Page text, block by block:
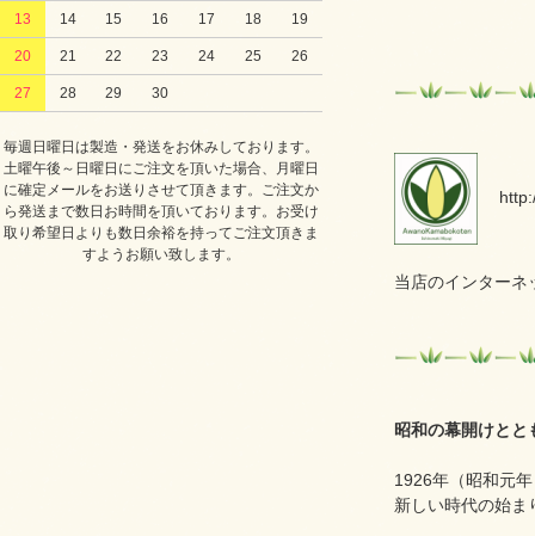
13 14 15 16 17 18 19
20 21 22 23 24 25 26
27 28 29 30
毎週日曜日は製造・発送をお休みしております。
土曜午後～日曜日にご注文を頂いた場合、月曜日
に確定メールをお送りさせて頂きます。ご注文か
ら発送まで数日お時間を頂いております。お受け
取り希望日よりも数日余裕を持ってご注文頂きま
すようお願い致します。
当店のインター
昭和の幕開けとと
1926年（昭和元
新しい時代の始ま